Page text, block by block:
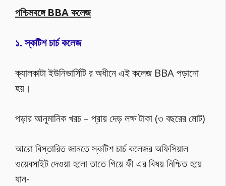
পশ্চিমবঙ্গে BBA কলেজ
১. স্কটিশ চার্চ কলেজ
ক্যালকাটা ইউনিভার্সিটি র অধীনে এই কলেজ BBA পড়ানো
হয়।
পড়ার আনুমানিক খরচ – প্রায় দেড় লক্ষ টাকা (৩ বছরের মোট)
আরো বিস্তারিত জানতে স্কটিশ চার্চ কলেজর অফিসিয়াল
ওয়েবসাইট দেওয়া হলো তাতে গিয়ে ফী এর বিষয় নিশ্চিত হয়ে
যান-